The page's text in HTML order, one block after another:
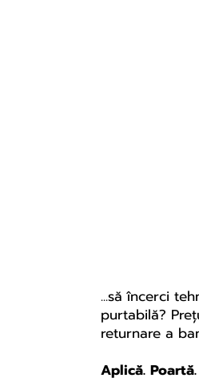
...să încerci
purtabilă?
returnare a
Aplică.